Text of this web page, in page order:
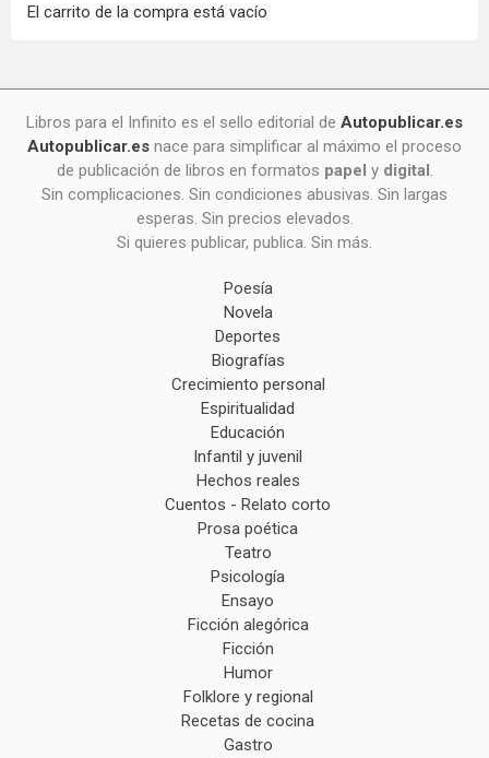
El carrito de la compra está vacío
Libros para el Infinito es el sello editorial de Autopublicar.es
Autopublicar.es nace para simplificar al máximo el proceso
de publicación de libros en formatos papel y digital.
Sin complicaciones. Sin condiciones abusivas. Sin largas
esperas. Sin precios elevados.
Si quieres publicar, publica. Sin más.
Poesía
Novela
Deportes
Biografías
Crecimiento personal
Espiritualidad
Educación
Infantil y juvenil
Hechos reales
Cuentos - Relato corto
Prosa poética
Teatro
Psicología
Ensayo
Ficción alegórica
Ficción
Humor
Folklore y regional
Recetas de cocina
Gastro